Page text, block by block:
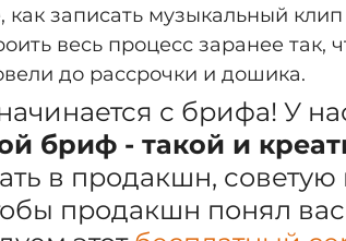
записать музыкальный клип
весь процесс заранее так,
до рассрочки и дошика.
с брифа! У
бриф - такой и
в продакшн, советую
продакшн понял